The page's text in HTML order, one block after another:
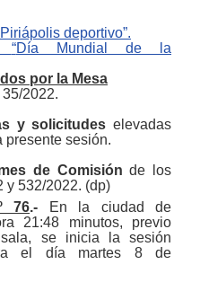
deportivo”.
“Día Mundial de la
por la Mesa
2022.
y solicitudes elevadas
presente sesión.
de Comisiónde los
y 532/2022. (dp)
76.- En la ciudad de
21:48 minutos, previo
sala, se inicia la sesión
el día martes 8 de